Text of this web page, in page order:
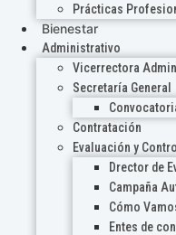
Prácticas
Bienestar
Administrativo
Vicerrectora
Secretaría General
Contratación
Evaluación y Control
Drector de
Campaña
Cómo
Entes de